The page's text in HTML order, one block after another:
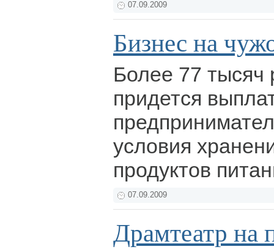
07.09.2009
Бизнес на
Более 77
придется
условия
продуктов
07.09.2009
Драмтеатр на